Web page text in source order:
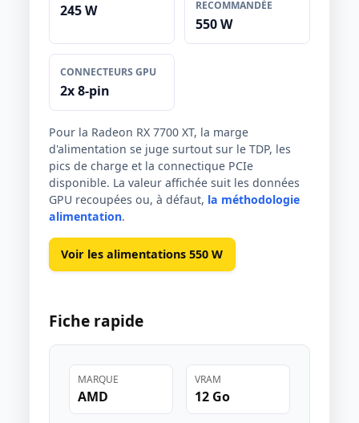
245 W
RECOMMANDÉE
550 W
CONNECTEURS GPU
2x 8-pin
Pour la Radeon RX 7700 XT, la marge
d'alimentation se juge surtout sur le TDP, les
pics de charge et la connectique PCIe
disponible. La valeur affichée suit les données
GPU recoupées ou, à défaut, la méthodologie
alimentation.
Voir les alimentations 550 W
Fiche rapide
MARQUE
AMD
VRAM
12 Go